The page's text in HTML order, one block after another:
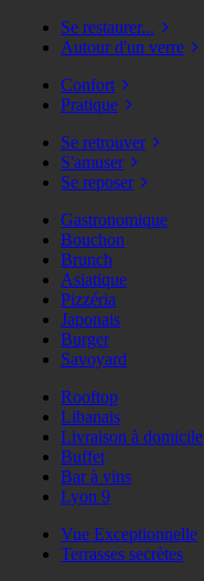
Se restaurer...
Autour d'un verre
Confort
Pratique
Se retrouver
S'amuser
Se reposer
Gastronomique
Bouchon
Brunch
Asiatique
Pizzéria
Japonais
Burger
Savoyard
Rooftop
Libanais
Livraison à domicile
Buffet
Bar à vins
Lyon 9
Vue Exceptionnelle
Terrasses secrètes